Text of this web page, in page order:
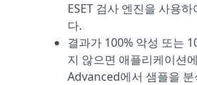
ESET 검사 엔진을 사용
다.
결과가 100% 악성 또는
지 않으면 애플리케이션
Advanced에서 샘플을